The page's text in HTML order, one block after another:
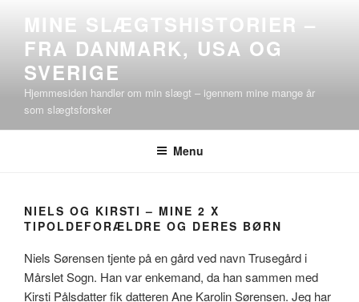
indhold
MINE SLÆGTSHISTORIER –
FRA DANMARK, USA OG
SVERIGE
Hjemmesiden handler om min slægt – igennem mine mange år
som slægtsforsker
Menu
NIELS OG KIRSTI – MINE 2 X
TIPOLDEFORÆLDRE OG DERES BØRN
Niels Sørensen tjente på en gård ved navn Trusegård i
Mårslet Sogn. Han var enkemand, da han sammen med
Kirsti Pålsdatter fik datteren Ane Karolin Sørensen. Jeg har